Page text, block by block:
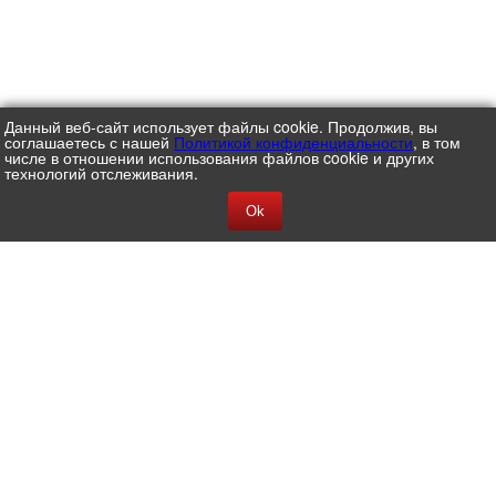
Данный веб-сайт использует файлы cookie. Продолжив, вы
соглашаетесь с нашей Политикой конфиденциальности, в том
числе в отношении использования файлов cookie и других
технологий отслеживания.
Ok